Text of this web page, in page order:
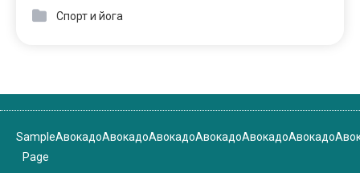
Спорт и йога
Sample
Page
АвокадоАвокадоАвокадоАвокадоАвокадоАвокадо